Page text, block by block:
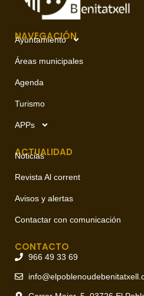
NAVEGACIÓN
Ayuntamiento
Áreas municipales
Agenda
Turismo
APPs
ACTUALIDAD
Noticias
Revista Al corrent
Avisos y alertas
Contactar con comunicación
CONTACTO
966 49 33 69